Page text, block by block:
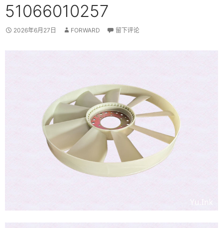
51066010257
2026年6月27日 FORWARD 留下评论